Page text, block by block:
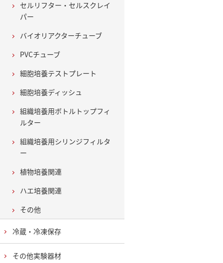
セルリフター・セルスクレイ
パー
バイオリアクターチューブ
PVCチューブ
細胞培養テストプレート
細胞培養ディッシュ
組織培養用ボトルトップフィ
ルター
組織培養用シリンジフィルタ
ー
植物培養関連
ハエ培養関連
その他
冷蔵・冷凍保存
その他実験器材